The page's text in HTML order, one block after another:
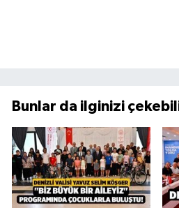
Bunlar da ilginizi